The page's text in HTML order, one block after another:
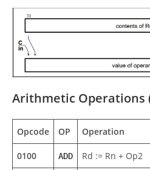
Arithmetic Operations
Opcode OP Operation
0100 ADD Rd := Rn + Op2